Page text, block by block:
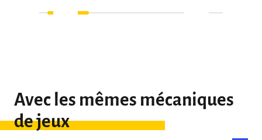
Avec les mêmes mécaniques
de jeux